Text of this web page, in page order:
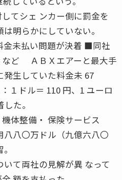
てシェ ンカー側に罰金を
明らかにしていない。
金未払い問題が決着 ■同社
ど ＡＢＸエアーと最大手
発生していた料金未 67
１ドル＝ 110 円、1 ユーロ
た。
体整備・ 保険サービス
八八〇万ドル（九億六八〇
て両社の見解が異 なって